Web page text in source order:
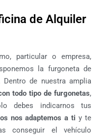
de Alquiler
particular o empresa,
la furgoneta de
de nuestra amplia
todo tipo de furgonetas,
debes indicarnos tus
nos adaptemos a ti y te
conseguir el vehículo